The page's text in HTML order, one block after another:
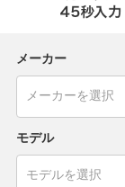
メーカー
モデル